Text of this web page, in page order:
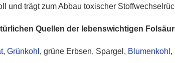
und trägt zum Abbau toxischer
Quellen der lebenswichtigen
, Grünkohl , grüne Erbsen, Spargel, Blumenkohl ,